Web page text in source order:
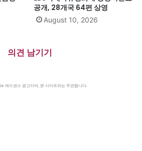
공개, 28개국 64편 상영
August 10, 2026
의견 남기기
애드센스 광고이며, 본 사이트와는 무관합니다.